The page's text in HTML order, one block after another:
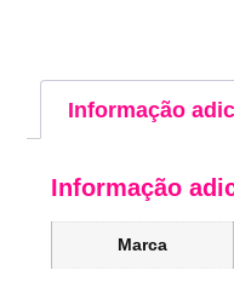
Informação
Informação
Marca